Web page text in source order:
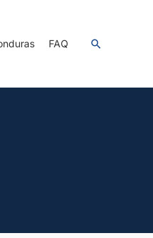
FAQ